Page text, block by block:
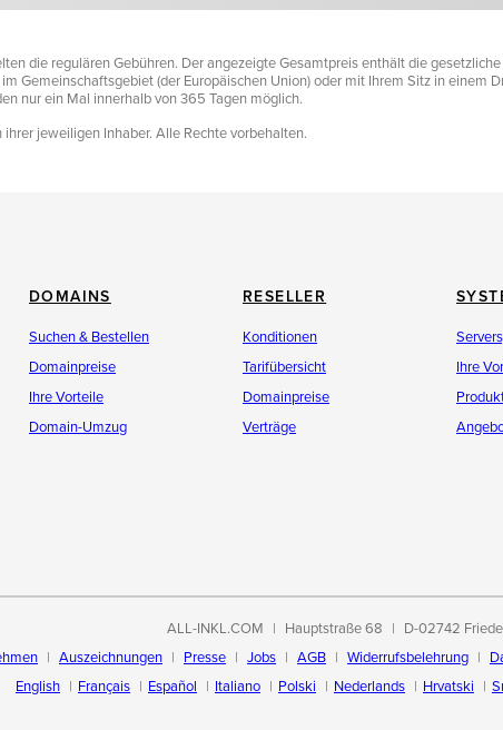
die regulären Gebühren. Der angezeigte Gesamtpreis enthält die
Gemeinschaftsgebiet (der Europäischen Union) oder mit Ihrem Sitz in einem
nur ein Mal innerhalb von 365 Tagen möglich.
jeweiligen Inhaber. Alle Rechte vorbehalten.
DOMAINS
Suchen & Bestellen
Domainpreise
Ihre Vorteile
Domain-Umzug
RESELLER
Konditionen
Tarifübersicht
Domainpreise
Verträge
Ihre
ALL-INKL.COM Hauptstraße 68 D-02742
Auszeichnungen Presse Jobs AGB Widerrufsbelehrung
English
Français Español Italiano Polski Nederlands Hrvatski